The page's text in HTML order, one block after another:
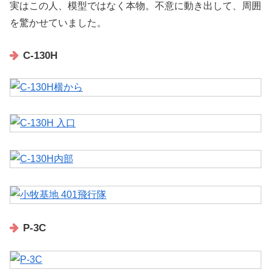
実はこの人、模型ではなく本物。不意に動き出して、周囲
を驚かせていました。
C-130H
P-3C